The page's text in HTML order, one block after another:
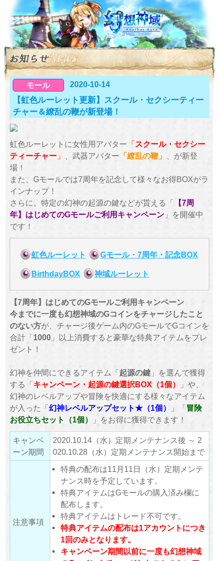
モール 2020-10-14
【虹色ルーレット更新】スクール・セクシーティー
チャー＆繚乱の鞭が新登場！
虹色ルーレットに女性用アバター 「スクール・セクシー
ティーチャー」 、武器アバター 「繚乱の鞭」
、が新登
場！
また、Gモールでは7周年を記念して様々なお得BOXがラ
インナップ！
さらに、特定の幻神の起源の鍵などが貰える「 【7周
年】はじめてのGモールご利用キャンペーン」を開催中
です！
虹色ルーレット Gモール・7周年・記念BOX
BirthdayBOX 神域ルーレット
【7周年】はじめてのGモールご利用キャンペーン
今までに一度も幻想神域のGコインをチャージしたこと
のない方が、チャージ後ゲーム内のGモールでGコインを
合計「1000」以上消費すると豪華な特典アイテムをプレ
ゼント！
幻神を仲間にできるアイテム「起源の鍵」を選んで獲得
する「キャンペーン・ 起源の鍵選択BOX（1個）
」や、
幻神のレベルアップや冒険を快適にする様々なアイテム
が入った「幻神レベルアップセット★（1個） 」「冒険
お役立ちセット（1個）
」をお得に獲得できます！
キャンペ
ーン期間
2020.10.14（水）定期メンテナンス後 ～ 2
020.10.28（水）定期メンテナンス開始まで
注意事項
特典の配布は11月11日（水）定期メンテ
ナンス時を予定しています。
特典アイテムはGモールの購入済み欄に
配布します。
特典アイテムはトレード不可です。
特典アイテムの配布は1アカウントにつき
1回のみとなります。
キャンペーン期間以前に一度も幻想神域